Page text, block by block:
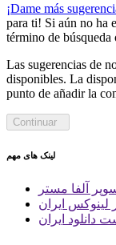
¡Dame más
para ti! Si aún no ha
término de búsqueda
Las sugerencias de
disponibles. La
punto de añadir la
لینک های مهم
آلفا مستر
لینوکس ایران
دانلود ایران